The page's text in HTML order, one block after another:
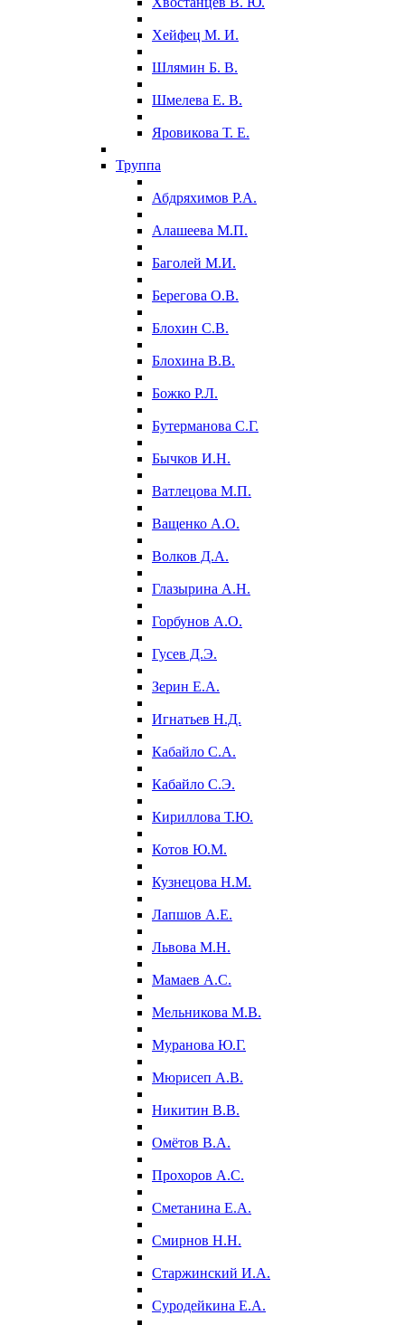
Хейфец М. И.
Шлямин Б. В.
Шмелева Е. В.
Яровикова Т. Е.
Труппа
Абдряхимов Р.А.
Алашеева М.П.
Баголей М.И.
Берегова О.В.
Блохин С.В.
Блохина В.В.
Божко Р.Л.
Бутерманова С.Г.
Бычков И.Н.
Ватлецова М.П.
Ващенко А.О.
Волков Д.А.
Глазырина А.Н.
Горбунов А.О.
Гусев Д.Э.
Зерин Е.А.
Игнатьев Н.Д.
Кабайло С.А.
Кабайло С.Э.
Кириллова Т.Ю.
Котов Ю.М.
Кузнецова Н.М.
Лапшов А.Е.
Львова М.Н.
Мамаев А.С.
Мельникова М.В.
Муранова Ю.Г.
Мюрисеп А.В.
Никитин В.В.
Омётов В.А.
Прохоров А.С.
Сметанина Е.А.
Смирнов Н.Н.
Старжинский И.А.
Суродейкина Е.А.